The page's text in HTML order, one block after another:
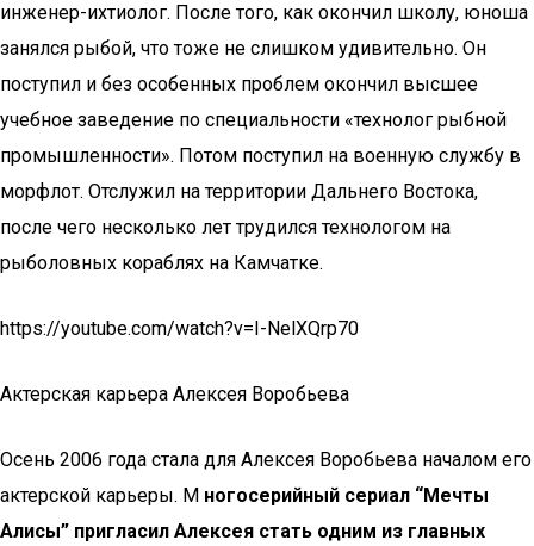
инженер-ихтиолог. После того, как окончил школу, юноша
занялся рыбой, что тоже не слишком удивительно. Он
поступил и без особенных проблем окончил высшее
учебное заведение по специальности «технолог рыбной
промышленности». Потом поступил на военную службу в
морфлот. Отслужил на территории Дальнего Востока,
после чего несколько лет трудился технологом на
рыболовных кораблях на Камчатке.
https://youtube.com/watch?v=I-NelXQrp70
Актерская карьера Алексея Воробьева
Осень 2006 года стала для Алексея Воробьева началом его
актерской карьеры. М ногосерийный сериал “Мечты
Алисы” пригласил Алексея стать одним из главных